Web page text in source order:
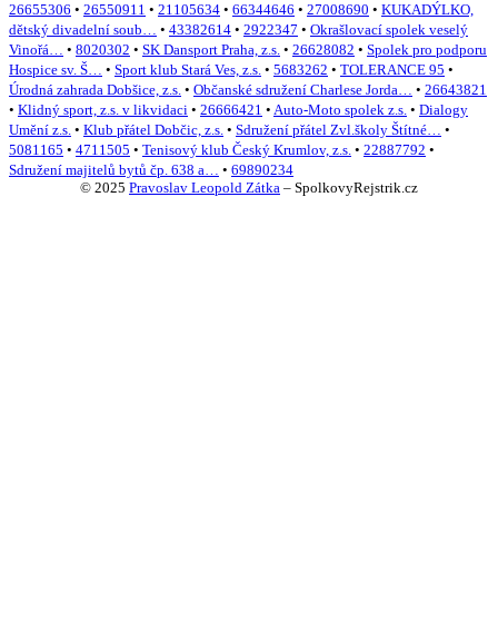
26655306 • 26550911 • 21105634 • 66344646 • 27008690 • KUKADÝLKO,
dětský divadelní soub… • 43382614 • 2922347 • Okrašlovací spolek veselý
Vinořá… • 8020302 • SK Dansport Praha, z.s. • 26628082 • Spolek pro podporu
Hospice sv. Š… • Sport klub Stará Ves, z.s. • 5683262 • TOLERANCE 95 •
Úrodná zahrada Dobšice, z.s. • Občanské sdružení Charlese Jorda… • 26643821
• Klidný sport, z.s. v likvidaci • 26666421 • Auto-Moto spolek z.s. • Dialogy
Umění z.s. • Klub přátel Dobčic, z.s. • Sdružení přátel Zvl.školy Štítné… •
5081165 • 4711505 • Tenisový klub Český Krumlov, z.s. • 22887792 •
Sdružení majitelů bytů čp. 638 a… • 69890234
© 2025 Pravoslav Leopold Zátka – SpolkovyRejstrik.cz